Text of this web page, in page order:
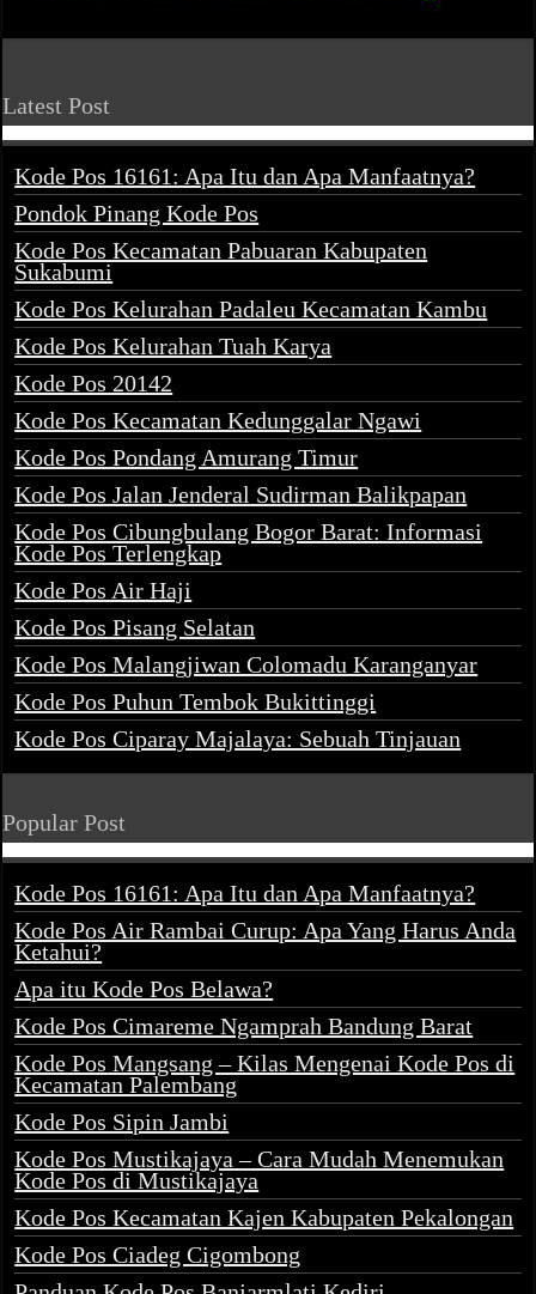
Latest Post
Kode Pos 16161: Apa Itu dan Apa Manfaatnya?
Pondok Pinang Kode Pos
Kode Pos Kecamatan Pabuaran Kabupaten
Sukabumi
Kode Pos Kelurahan Padaleu Kecamatan Kambu
Kode Pos Kelurahan Tuah Karya
Kode Pos 20142
Kode Pos Kecamatan Kedunggalar Ngawi
Kode Pos Pondang Amurang Timur
Kode Pos Jalan Jenderal Sudirman Balikpapan
Kode Pos Cibungbulang Bogor Barat: Informasi
Kode Pos Terlengkap
Kode Pos Air Haji
Kode Pos Pisang Selatan
Kode Pos Malangjiwan Colomadu Karanganyar
Kode Pos Puhun Tembok Bukittinggi
Kode Pos Ciparay Majalaya: Sebuah Tinjauan
Popular Post
Kode Pos 16161: Apa Itu dan Apa Manfaatnya?
Kode Pos Air Rambai Curup: Apa Yang Harus Anda
Ketahui?
Apa itu Kode Pos Belawa?
Kode Pos Cimareme Ngamprah Bandung Barat
Kode Pos Mangsang – Kilas Mengenai Kode Pos di
Kecamatan Palembang
Kode Pos Sipin Jambi
Kode Pos Mustikajaya – Cara Mudah Menemukan
Kode Pos di Mustikajaya
Kode Pos Kecamatan Kajen Kabupaten Pekalongan
Kode Pos Ciadeg Cigombong